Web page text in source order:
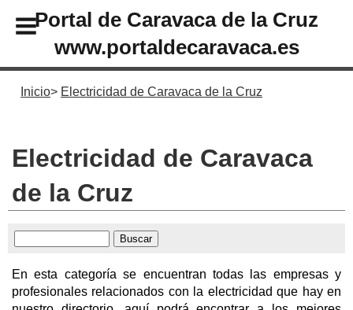
Portal de Caravaca de la Cruz
www.portaldecaravaca.es
Inicio Electricidad de Caravaca de la Cruz
Electricidad de Caravaca
de la Cruz
En esta categoría se encuentran todas las empresas y
profesionales relacionados con la electricidad que hay en